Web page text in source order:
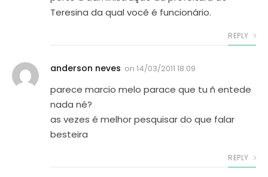
Teresina da qual você é funcionário.
REPLY
anderson neves on 14/03/2011 18:09
parece marcio melo parace que tu ñ entede
nada né?
as vezes é melhor pesquisar do que falar
besteira
REPLY